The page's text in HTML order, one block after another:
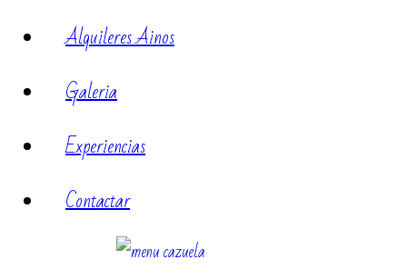
Alquileres Ainos
Galeria
Experiencias
Contactar